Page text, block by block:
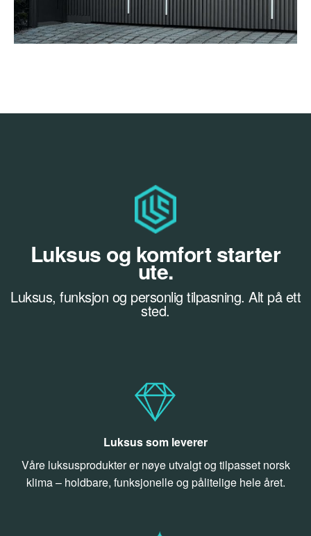
Luksus og komfort starter
ute.
Luksus, funksjon og personlig tilpasning. Alt på ett
sted.
Luksus som leverer
Våre luksusprodukter er nøye utvalgt og tilpasset norsk
klima – holdbare, funksjonelle og pålitelige hele året.